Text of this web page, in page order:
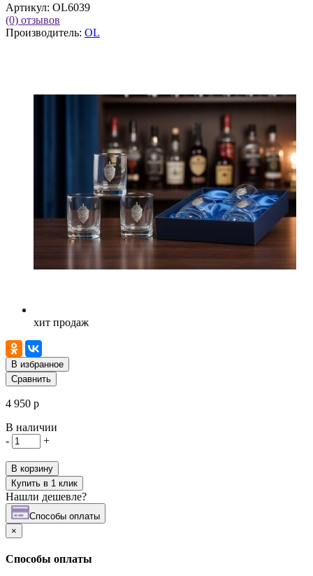
Артикул: OL6039
(0) отзывов
Производитель: OL
хит продаж
В избранное
Сравнить
4 950 р
В наличии
-
+
В корзину
Купить в 1 клик
Нашли дешевле?
Cпособы оплаты
×
Cпособы оплаты